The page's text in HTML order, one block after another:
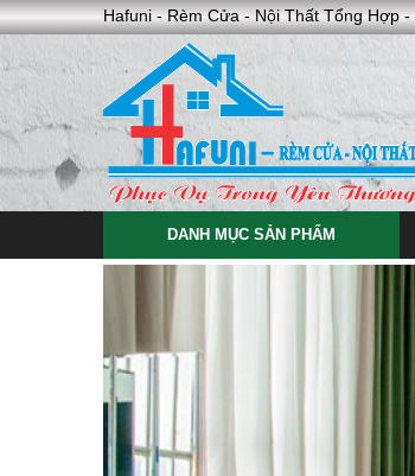
Hafuni - Rèm Cửa - Nội Thất Tổng Hợp
DANH MỤC SẢN PHẨM